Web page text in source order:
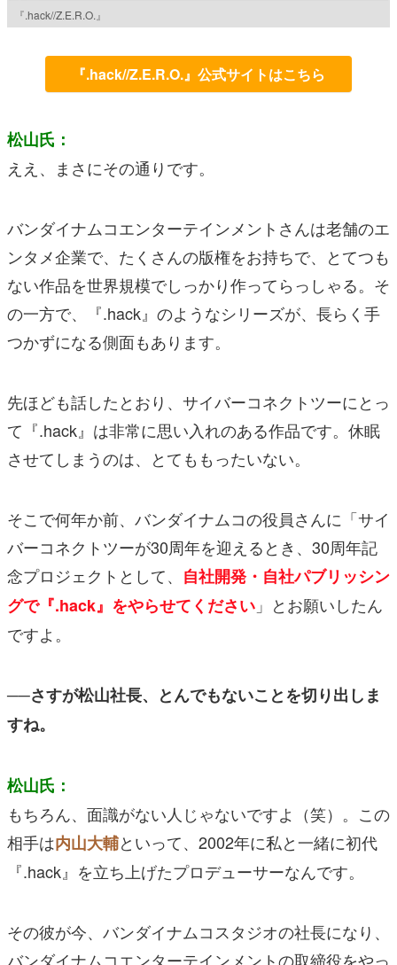
『.hack//Z.E.R.O.』
『.hack//Z.E.R.O.』公式サイトはこちら
松山氏：
ええ、まさにその通りです。
バンダイナムコエンターテインメントさんは老舗のエ
ンタメ企業で、たくさんの版権をお持ちで、とてつも
ない作品を世界規模でしっかり作ってらっしゃる。そ
の一方で、『.hack』のようなシリーズが、長らく手
つかずになる側面もあります。
先ほども話したとおり、サイバーコネクトツーにとっ
て『.hack』は非常に思い入れのある作品です。休眠
させてしまうのは、とてももったいない。
そこで何年か前、バンダイナムコの役員さんに「サイ
バーコネクトツーが30周年を迎えるとき、30周年記
念プロジェクトとして、 自社開発・自社パブリッシン
グで『.hack』をやらせてください 」とお願いしたん
ですよ。
──さすが松山社長、とんでもないことを切り出しま
すね。
松山氏：
もちろん、面識がない人じゃないですよ（笑）。この
相手は内山大輔といって、2002年に私と一緒に初代
『.hack』を立ち上げたプロデューサーなんです。
その彼が今、バンダイナムコスタジオの社長になり、
バンダイナムコエンターテインメントの取締役をやっ